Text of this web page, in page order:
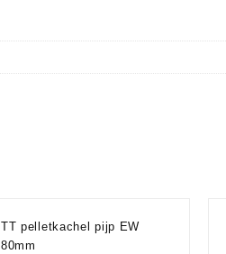
TT pelletkachel pijp EW
80mm